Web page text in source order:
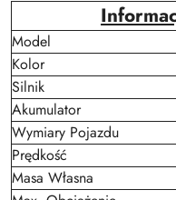
Model
Kolor
Silnik
Akumulator
Wymiary Pojazdu
Prędkość
Masa Własna